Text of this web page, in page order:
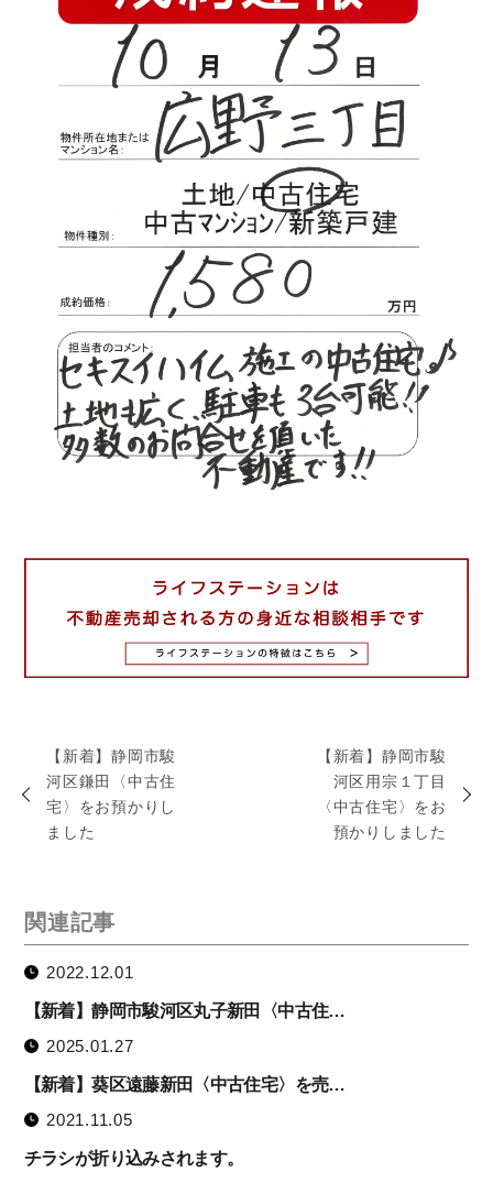
【新着】静岡市駿
河区鎌田〈中古住
宅〉をお預かりし
ました
【新着】静岡市駿
河区用宗１丁目
〈中古住宅〉をお
預かりしました
関連記事
2022.12.01
【新着】静岡市駿河区丸子新田〈中古住…
2025.01.27
【新着】葵区遠藤新田〈中古住宅〉を売…
2021.11.05
チラシが折り込みされます。